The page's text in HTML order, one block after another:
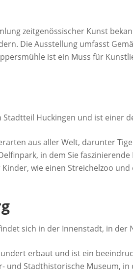
zeitgenössischer Kunst
Die Ausstellung umfasst
ist ein Muss für
Stadtteil Huckingen und ist einer
aus aller Welt, darunter
in dem Sie
wie einen Streichelzoo
sich in der Innenstadt, in der
erbaut und ist ein
und Stadthistorische Museum,